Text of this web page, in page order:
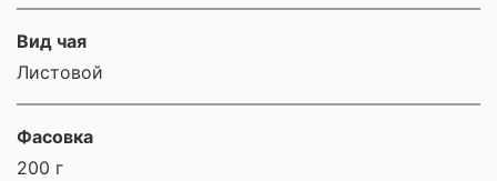
Вид чая
Листовой
Фасовка
200 г